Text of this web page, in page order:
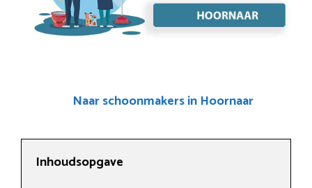
Naar schoonmakers in Hoornaar
Inhoudsopgave